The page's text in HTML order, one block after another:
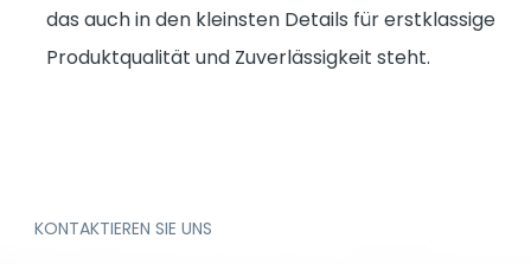
das auch in den kleinsten Details für erstklassige
Produktqualität und Zuverlässigkeit steht.
KONTAKTIEREN SIE UNS